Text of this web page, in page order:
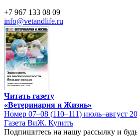
+7 967 133 08 09
info@vetandlife.ru
Читать газету
«Ветеринария и Жизнь»
Номер 07–08 (110–111) июль–август
Газета ВиЖ. Купить
Подпишитесь на нашу рассылку и